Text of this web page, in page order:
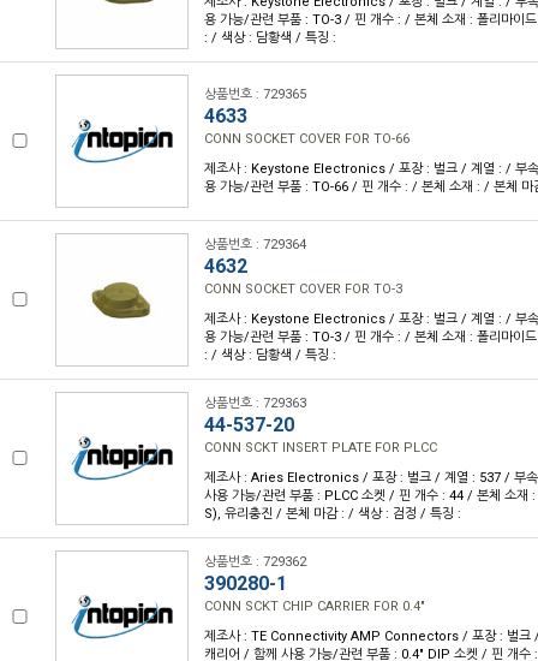
용 가능/관련 부품 : TO-3 / 핀 개수 : / 본체 소재 : 폴리마이
: / 색상 : 담황색 / 특징 :
상품번호 : 729365
4633
CONN SOCKET COVER FOR TO-66
제조사 : Keystone Electronics / 포장 : 벌크 / 계열 : / 부속
용 가능/관련 부품 : TO-66 / 핀 개수 : / 본체 소재 : / 본체
상품번호 : 729364
4632
CONN SOCKET COVER FOR TO-3
제조사 : Keystone Electronics / 포장 : 벌크 / 계열 : / 부속
용 가능/관련 부품 : TO-3 / 핀 개수 : / 본체 소재 : 폴리마이
: / 색상 : 담황색 / 특징 :
상품번호 : 729363
44-537-20
CONN SCKT INSERT PLATE FOR PLCC
제조사 : Aries Electronics / 포장 : 벌크 / 계열 : 537 / 부속
사용 가능/관련 부품 : PLCC 소켓 / 핀 개수 : 44 / 본체 소재
S), 유리충진 / 본체 마감 : / 색상 : 검정 / 특징 :
상품번호 : 729362
390280-1
CONN SCKT CHIP CARRIER FOR 0.4"
제조사 : TE Connectivity AMP Connectors / 포장 : 벌크
캐리어 / 함께 사용 가능/관련 부품 : 0.4" DIP 소켓 / 핀 개